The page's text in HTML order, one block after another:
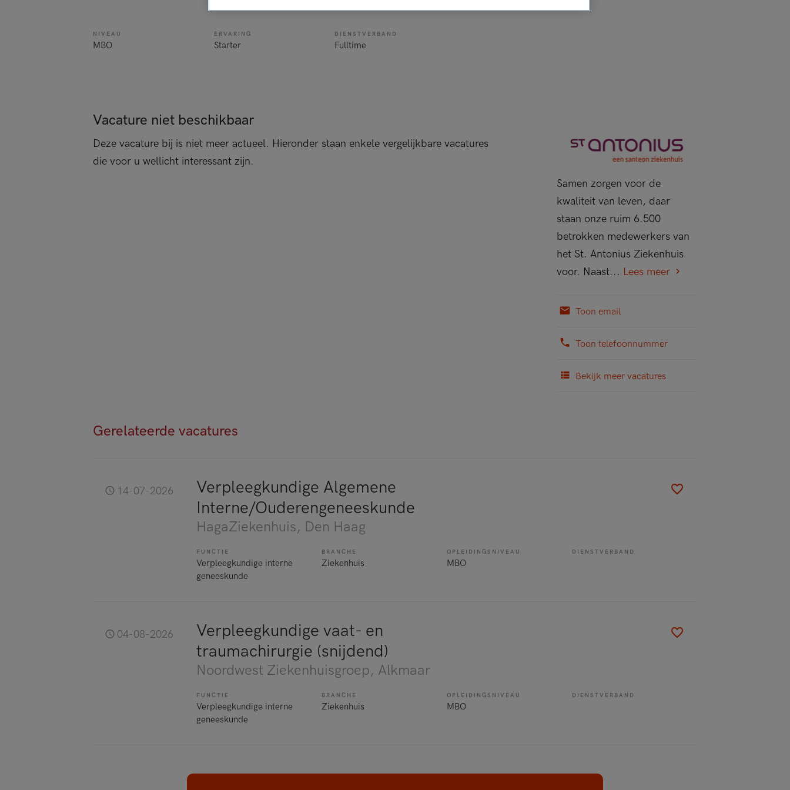
NIVEAU
MBO
ERVARING
Starter
DIENSTVERBAND
Fulltime
Vacature niet beschikbaar
Deze vacature bij is niet meer actueel. Hieronder staan enkele vergelijkbare vacatures
die voor u wellicht interessant zijn.
Samen zorgen voor de
kwaliteit van leven, daar
staan onze ruim 6.500
betrokken medewerkers van
het St. Antonius Ziekenhuis
voor. Naast... Lees meer
Toon email
Toon telefoonnummer
Bekijk meer vacatures
Gerelateerde vacatures
14-07-2026
Verpleegkundige Algemene
Interne/Ouderengeneeskunde
HagaZiekenhuis, Den Haag
FUNCTIE
Verpleegkundige interne
geneeskunde
BRANCHE
Ziekenhuis
OPLEIDINGSNIVEAU
MBO
DIENSTVERBAND
04-08-2026
Verpleegkundige vaat- en
traumachirurgie (snijdend)
Noordwest Ziekenhuisgroep, Alkmaar
FUNCTIE
Verpleegkundige interne
geneeskunde
BRANCHE
Ziekenhuis
OPLEIDINGSNIVEAU
MBO
DIENSTVERBAND